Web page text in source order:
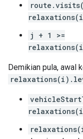
j + 1 >=
Demikian pula, awal